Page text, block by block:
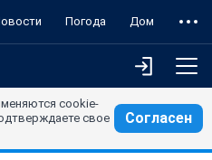
Погода Дом
cookie-
свое
Согласен